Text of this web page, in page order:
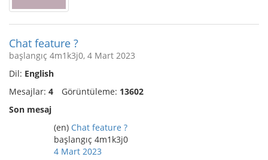
Chat feature ?
başlangıç 4m1k3j0, 4 Mart 2023
Dil: English
Mesajlar: 4 Görüntüleme: 13602
Son mesaj
(en) Chat feature ?
başlangıç 4m1k3j0
4 Mart 2023